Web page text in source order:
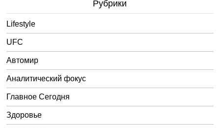
Рубрики
Lifestyle
UFC
Автомир
Аналитический фокус
Главное Сегодня
Здоровье